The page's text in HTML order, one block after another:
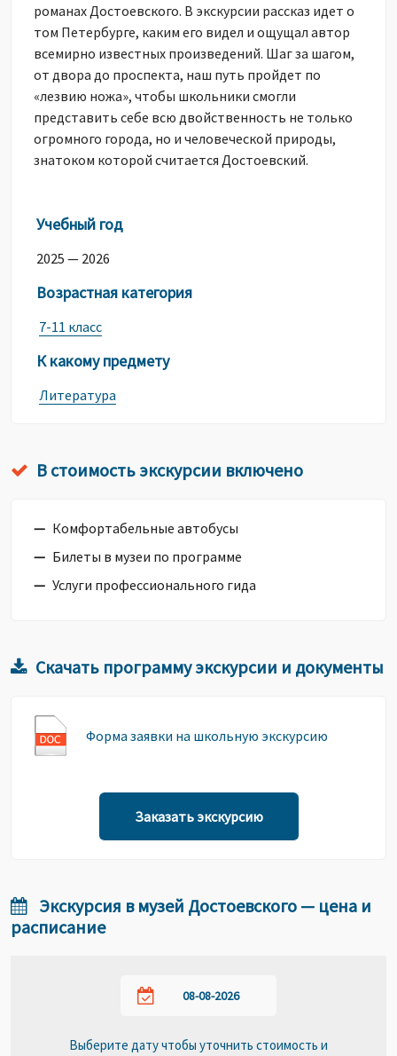
романах Достоевского. В экскурсии рассказ идет о
том Петербурге, каким его видел и ощущал автор
всемирно известных произведений. Шаг за шагом,
от двора до проспекта, наш путь пройдет по
«лезвию ножа», чтобы школьники смогли
представить себе всю двойственность не только
огромного города, но и человеческой природы,
знатоком которой считается Достоевский.
Учебный год
2025 — 2026
Возрастная категория
7-11 класс
К какому предмету
Литература
В стоимость экскурсии включено
Комфортабельные автобусы
Билеты в музеи по программе
Услуги профессионального гида
Скачать программу экскурсии и документы
Форма заявки на школьную экскурсию
Заказать экскурсию
Экскурсия в музей Достоевского — цена и
расписание
Выберите дату чтобы уточнить стоимость и